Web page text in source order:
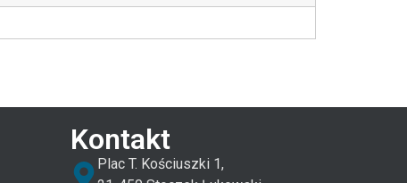
Kontakt
Plac T. Kościuszki 1,